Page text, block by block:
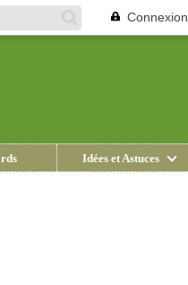
Connexion
Idées et Astuces